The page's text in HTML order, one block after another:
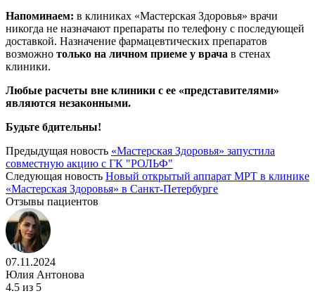
Напоминаем: в клиниках «Мастерская Здоровья» врачи
никогда не назначают препараты по телефону с последующей
доставкой. Назначение фармацевтических препаратов
возможно только на личном приеме у врача в стенах
клиники.
Любые расчеты вне клиники с ее «представителями»
являются незаконными.
Будьте бдительны!
Предыдущая новость «Мастерская Здоровья» запустила
совместную акцию с ГК "РОЛЬФ"
Следующая новость Новый открытый аппарат МРТ в клинике
«Мастерская Здоровья» в Санкт-Петербурге
Отзывы пациентов
07.11.2024
Юлия Антонова
4.5 из 5